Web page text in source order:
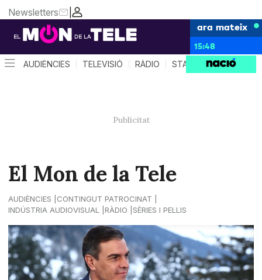
|
Newsletters
ara mateix
15:48
AUDIÈNCIES TELEVISIÓ RÀDIO STAR SYSTEM
El Mon de la Tele
AUDIÈNCIES
CONTINGUT PATROCINAT
INDÚSTRIA AUDIOVISUAL
RÀDIO SÈRIES I PEL·LIS